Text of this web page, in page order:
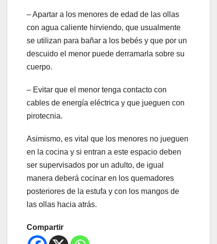
– Apartar a los menores de edad de las ollas
con agua caliente hirviendo, que usualmente
se utilizan para bañar a los bebés y que por un
descuido el menor puede derramarla sobre su
cuerpo.
– Evitar que el menor tenga contacto con
cables de energía eléctrica y que jueguen con
pirotecnia.
Asimismo, es vital que los menores no jueguen
en la cocina y si entran a este espacio deben
ser supervisados por un adulto, de igual
manera deberá cocinar en los quemadores
posteriores de la estufa y con los mangos de
las ollas hacia atrás.
Compartir